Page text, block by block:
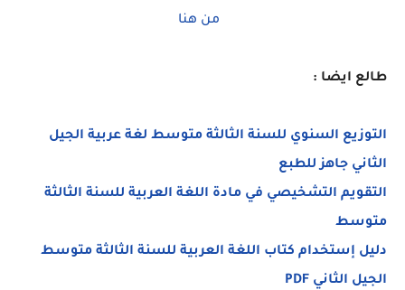
من هنا
طالع ايضا :
التوزيع السنوي للسنة الثالثة متوسط لغة عربية الجيل
الثاني جاهز للطبع
التقويم التشخيصي في مادة اللغة العربية للسنة الثالثة
متوسط
دليل إستخدام كتاب اللغة العربية للسنة الثالثة متوسط
الجيل الثاني PDF